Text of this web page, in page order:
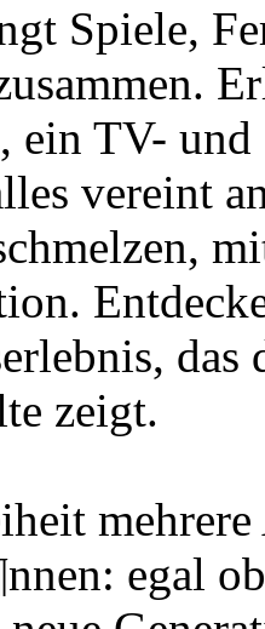
Spiele,
ein TV-
vereint
zeigt.
egal